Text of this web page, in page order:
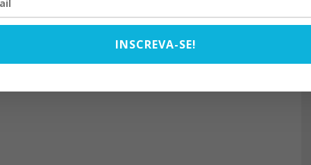
INSCREVA-SE!